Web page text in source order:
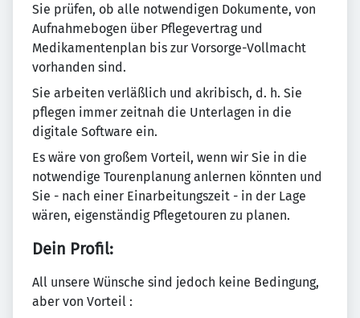
Sie prüfen, ob alle notwendigen Dokumente, von
Aufnahmebogen über Pflegevertrag und
Medikamentenplan bis zur Vorsorge-Vollmacht
vorhanden sind.
Sie arbeiten verläßlich und akribisch, d. h. Sie
pflegen immer zeitnah die Unterlagen in die
digitale Software ein.
Es wäre von großem Vorteil, wenn wir Sie in die
notwendige Tourenplanung anlernen könnten und
Sie - nach einer Einarbeitungszeit - in der Lage
wären, eigenständig Pflegetouren zu planen.
Dein Profil:
All unsere Wünsche sind jedoch keine Bedingung,
aber von Vorteil :